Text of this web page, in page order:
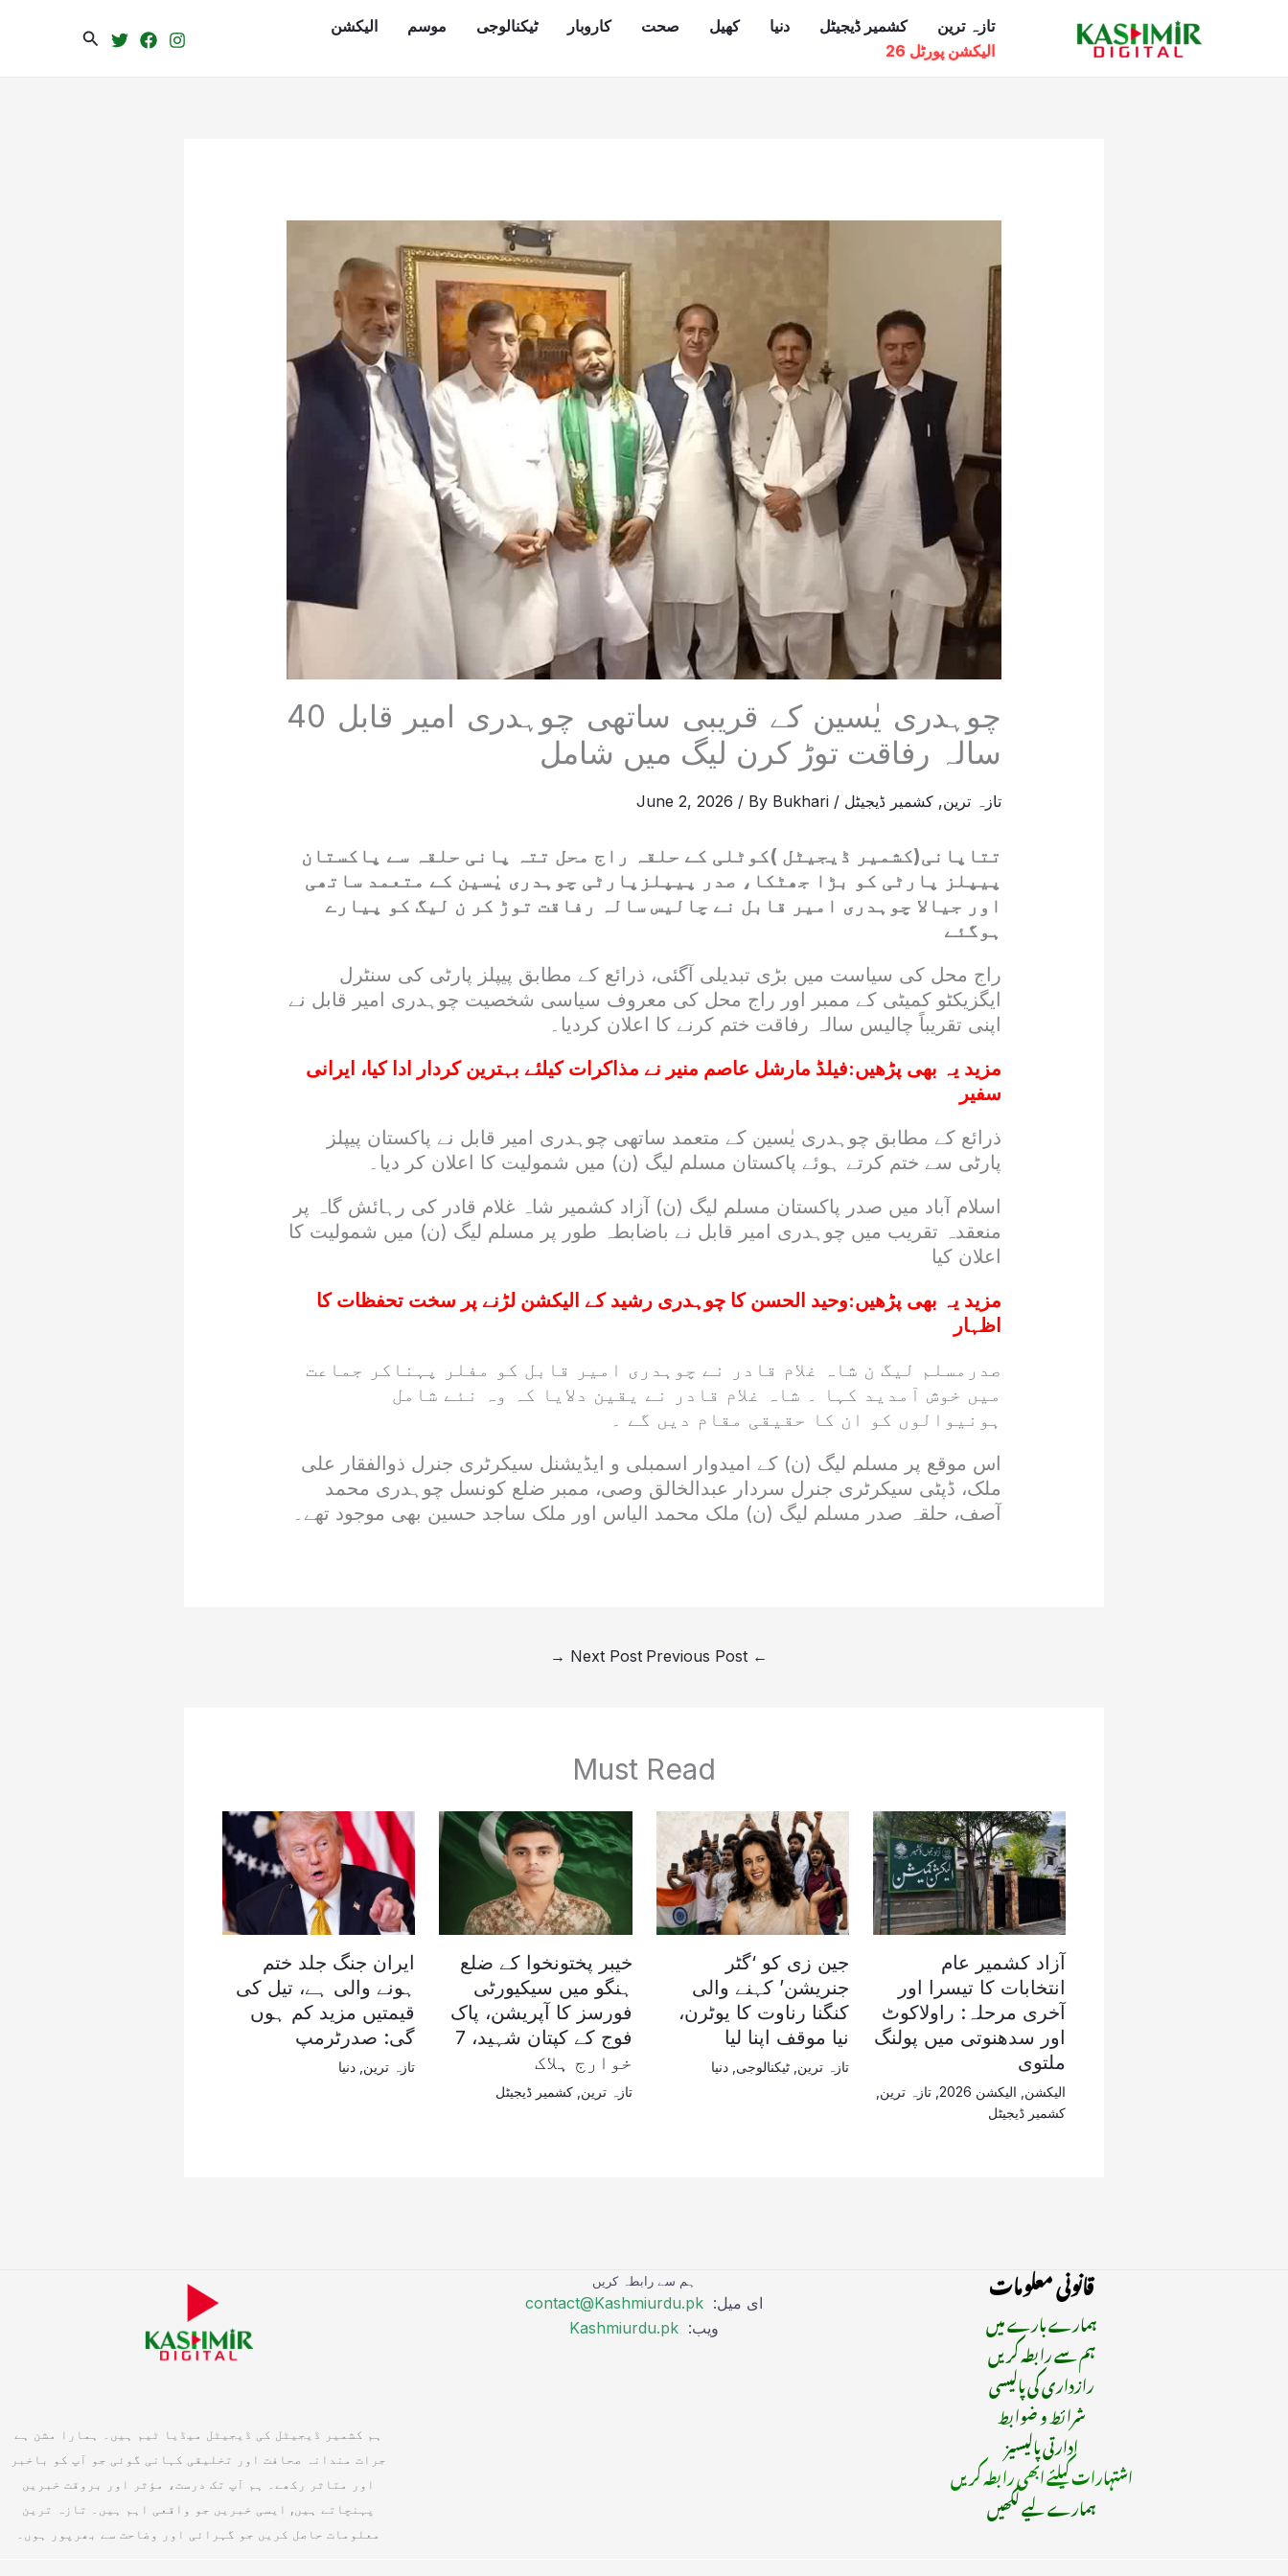
تازہ ترین کشمیر ڈیجیٹل دنیا کھیل صحت کاروبار ٹیکنالوجی موسم
الیکشن
الیکشن پورٹل 26
Search
چوہدری یٰسین کے قریبی ساتھی چوہدری امیر قابل 40
سالہ رفاقت توڑ کرن لیگ میں شامل
تازہ ترین, کشمیر ڈیجیٹل /
June 2, 2026 / By Bukhari
تتاپانی(کشمیر ڈیجیٹل )کوٹلی کے حلقہ راج محل تتہ پانی حلقہ سے پاکستان
پیپلز پارٹی کو بڑا جھٹکا، صدر پیپلزپارٹی چوہدری یٰسین کے متعمد ساتھی
اور جیالا چوہدری امیر قابل نے چالیس سالہ رفاقت توڑ کر ن لیگ کو پیارے
ہوگئے
راج محل کی سیاست میں بڑی تبدیلی آگئی، ذرائع کے مطابق پیپلز پارٹی کی سنٹرل
ایگزیکٹو کمیٹی کے ممبر اور راج محل کی معروف سیاسی شخصیت چوہدری امیر قابل نے
اپنی تقریباً چالیس سالہ رفاقت ختم کرنے کا اعلان کردیا۔
مزید یہ بھی پڑھیں:فیلڈ مارشل عاصم منیر نے مذاکرات کیلئے بہترین کردار ادا کیا، ایرانی
سفیر
ذرائع کے مطابق چوہدری یٰسین کے متعمد ساتھی چوہدری امیر قابل نے پاکستان پیپلز
پارٹی سے ختم کرتے ہوئے پاکستان مسلم لیگ (ن) میں شمولیت کا اعلان کر دیا۔
اسلام آباد میں صدر پاکستان مسلم لیگ (ن) آزاد کشمیر شاہ غلام قادر کی رہائش گاہ پر
منعقدہ تقریب میں چوہدری امیر قابل نے باضابطہ طور پر مسلم لیگ (ن) میں شمولیت کا
اعلان کیا
مزید یہ بھی پڑھیں:وحید الحسن کا چوہدری رشید کے الیکشن لڑنے پر سخت تحفظات کا
اظہار
صدرمسلم لیگ ن شاہ غلام قادر نے چوہدری امیر قابل کو مفلر پہناکر جماعت
میں خوش آمدید کہا ۔ شاہ غلام قادر نے یقین دلایا کہ وہ نئے شامل
ہونیوالوں کو ان کا حقیقی مقام دیں گے ۔
اس موقع پر مسلم لیگ (ن) کے امیدوار اسمبلی و ایڈیشنل سیکرٹری جنرل ذوالفقار علی
ملک، ڈپٹی سیکرٹری جنرل سردار عبدالخالق وصی، ممبر ضلع کونسل چوہدری محمد
آصف، حلقہ صدر مسلم لیگ (ن) ملک محمد الیاس اور ملک ساجد حسین بھی موجود تھے۔
←
Next Post
→
Must Read
آزاد کشمیر عام
انتخابات کا تیسرا اور
آخری مرحلہ: راولاکوٹ
اور سدھنوتی میں پولنگ
ملتوی
الیکشن الیکشن 2026 تازہ ترین
کشمیر ڈیجیٹل
جین زی کو ‘گٹر
جنریشن’ کہنے والی
کنگنا رناوت کا یوٹرن،
نیا موقف اپنا لیا
تازہ ترین ,ٹیکنالوجی ,دنیا
خیبر پختونخوا کے ضلع
ہنگو میں سیکیورٹی
فورسز کا آپریشن، پاک
فوج کے کپتان شہید، 7
خوارج ہلاک
تازہ ترین ,کشمیر ڈیجیٹل
ایران جنگ جلد ختم
ہونے والی ہے، تیل کی
قیمتیں مزید کم ہوں
گی: صدرٹرمپ
تازہ ترین دنیا
قانونی معلومات
ہمارے بارے میں
ہم سے رابطہ کریں
رازداری کی پالیسی
شرائط و ضوابط
ادارتی پالیسیز
اشتہارات کیلئے ابھی رابطہ کریں
ہمارے لیے لکھیں
ہم سے رابطہ کریں
ای میل: contact@Kashmiurdu.pk
ویب: Kashmiurdu.pk
ہم کشمیر ڈیجیٹل کی ڈیجیٹل میڈیا ٹیم ہیں۔ ہمارا مشن ہے
جرات مندانہ صحافت اور تخلیقی کہانی گوئی جو آپ کو باخبر
اور متاثر رکھے۔ ہم آپ تک درست، مؤثر اور بروقت خبریں
پہنچاتے ہیں, ایسی خبریں جو واقعی اہم ہیں۔ تازہ ترین
معلومات حاصل کریں جو گہرائی اور وضاحت سے بھرپور ہوں۔